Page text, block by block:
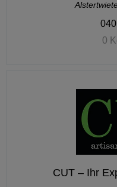
0
CUT – Ihr